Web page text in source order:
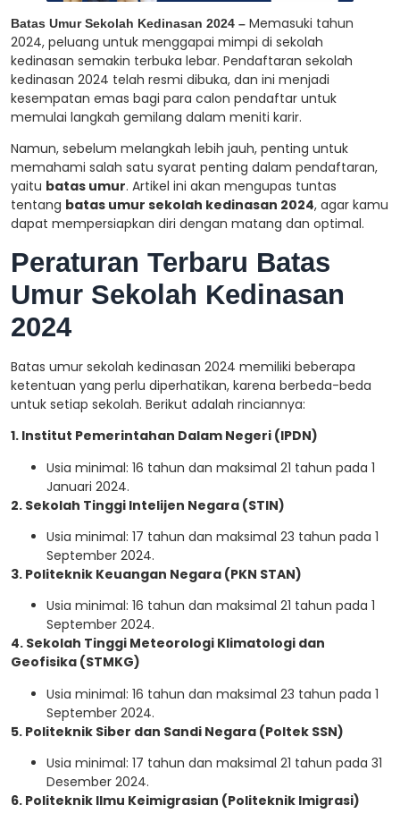
Batas Umur Sekolah Kedinasan 2024 – Memasuki tahun
2024, peluang untuk menggapai mimpi di sekolah
kedinasan semakin terbuka lebar. Pendaftaran sekolah
kedinasan 2024 telah resmi dibuka, dan ini menjadi
kesempatan emas bagi para calon pendaftar untuk
memulai langkah gemilang dalam meniti karir.
Namun, sebelum melangkah lebih jauh, penting untuk
memahami salah satu syarat penting dalam pendaftaran,
yaitu batas umur. Artikel ini akan mengupas tuntas
tentang batas umur sekolah kedinasan 2024, agar kamu
dapat mempersiapkan diri dengan matang dan optimal.
Peraturan Terbaru Batas
Umur Sekolah Kedinasan
2024
Batas umur sekolah kedinasan 2024 memiliki beberapa
ketentuan yang perlu diperhatikan, karena berbeda-beda
untuk setiap sekolah. Berikut adalah rinciannya:
1. Institut Pemerintahan Dalam Negeri (IPDN)
Usia minimal: 16 tahun dan maksimal 21 tahun pada 1
Januari 2024.
2. Sekolah Tinggi Intelijen Negara (STIN)
Usia minimal: 17 tahun dan maksimal 23 tahun pada 1
September 2024.
3. Politeknik Keuangan Negara (PKN STAN)
Usia minimal: 16 tahun dan maksimal 21 tahun pada 1
September 2024.
4. Sekolah Tinggi Meteorologi Klimatologi dan
Geofisika (STMKG)
Usia minimal: 16 tahun dan maksimal 23 tahun pada 1
September 2024.
5. Politeknik Siber dan Sandi Negara (Poltek SSN)
Usia minimal: 17 tahun dan maksimal 21 tahun pada 31
Desember 2024.
6. Politeknik Ilmu Keimigrasian (Politeknik Imigrasi)